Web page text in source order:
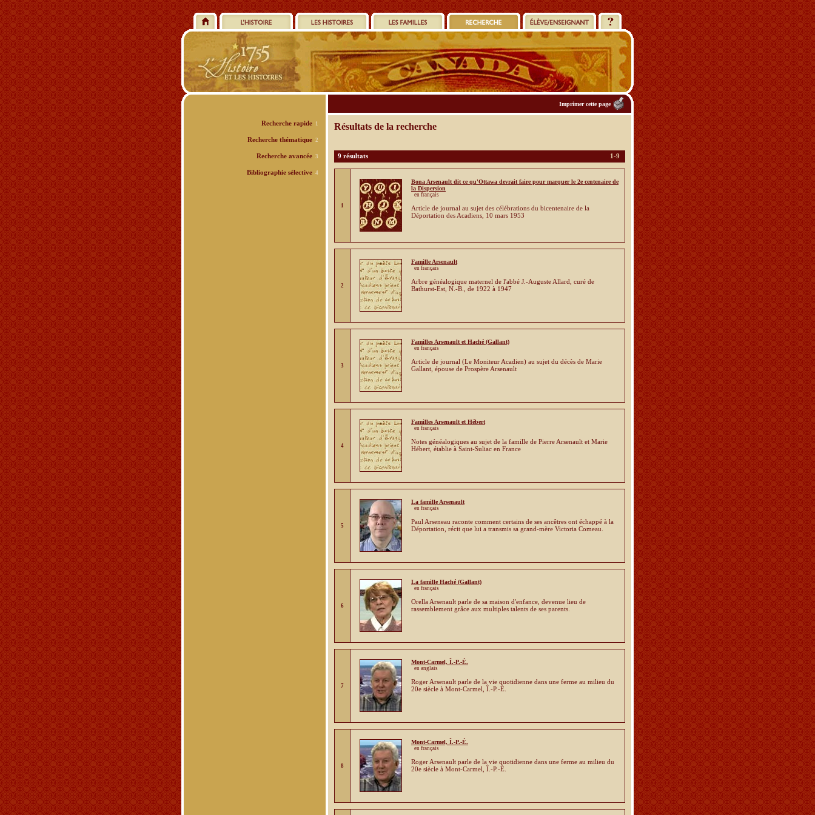
Résultats de la recherche
9 résultats 1-9
1
Bona Arsenault dit ce qu'Ottawa devrait faire pour marquer le 2e centenaire de
la Dispersion
en français
Article de journal au sujet des célébrations du bicentenaire de la
Déportation des Acadiens, 10 mars 1953
2
Famille Arsenault
en français
Arbre généalogique maternel de l'abbé J.-Auguste Allard, curé de
Bathurst-Est, N.-B., de 1922 à 1947
3
Familles Arsenault et Haché (Gallant)
en français
Article de journal (Le Moniteur Acadien) au sujet du décès de Marie
Gallant, épouse de Prospère Arsenault
4
Familles Arsenault et Hébert
en français
Notes généalogiques au sujet de la famille de Pierre Arsenault et Marie
Hébert, établie à Saint-Suliac en France
5
La famille Arsenault
en français
Paul Arseneau raconte comment certains de ses ancêtres ont échappé à la
Déportation, récit que lui a transmis sa grand-mère Victoria Comeau.
6
La famille Haché (Gallant)
en français
Orella Arsenault parle de sa maison d'enfance, devenue lieu de
rassemblement grâce aux multiples talents de ses parents.
7
Mont-Carmel, Î.-P.-É.
en anglais
Roger Arsenault parle de la vie quotidienne dans une ferme au milieu du
20e siècle à Mont-Carmel, Î.-P.-É.
8
Mont-Carmel, Î.-P.-É.
en français
Roger Arsenault parle de la vie quotidienne dans une ferme au milieu du
20e siècle à Mont-Carmel, Î.-P.-É.
Imprimer cette page
Recherche rapide 1
Recherche thématique 2
Recherche avancée 3
Bibliographie sélective 4